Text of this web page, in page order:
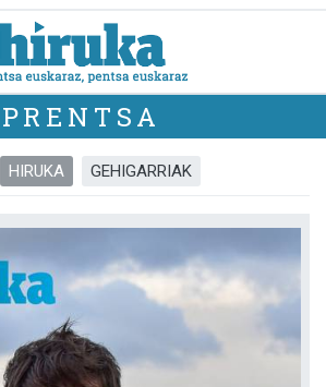
PRENTSA
HIRUKA GEHIGARRIAK